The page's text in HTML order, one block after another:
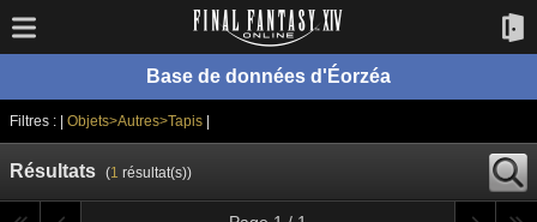
Base de données d'Éorzéa
Filtres : | Objets>Autres>Tapis|
Résultats (1 résultat(s))